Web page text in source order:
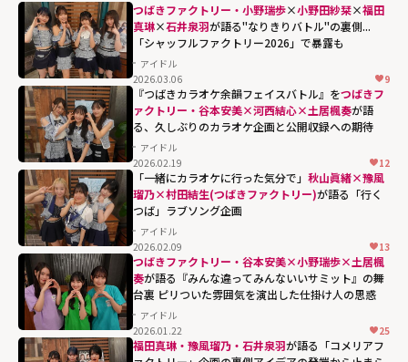
つばきファクトリー・小野瑞歩×小野田紗栞×福田
真琳×石井泉羽が語る"なりきりバトル"の裏側...
「シャッフルファクトリー2026」で暴露も
アイドル
2026.03.06
9
『つばきカラオケ余韻フェイスバトル』をつばきフ
ァクトリー・谷本安美×河西結心×土居楓奏が語
る、久しぶりのカラオケ企画と公開収録への期待
アイドル
2026.02.19
12
「一緒にカラオケに行った気分で」 秋山眞緒×豫風
瑠乃×村田結生(つばきファクトリー)が語る「行く
つば」ラブソング企画
アイドル
2026.02.09
13
つばきファクトリー・谷本安美×小野瑞歩×土居楓
奏が語る『みんな違ってみんないいサミット』の舞
台裏 ピリついた雰囲気を演出した仕掛け人の思惑
アイドル
2026.01.22
25
福田真琳・豫風瑠乃・石井泉羽が語る「コメリアフ